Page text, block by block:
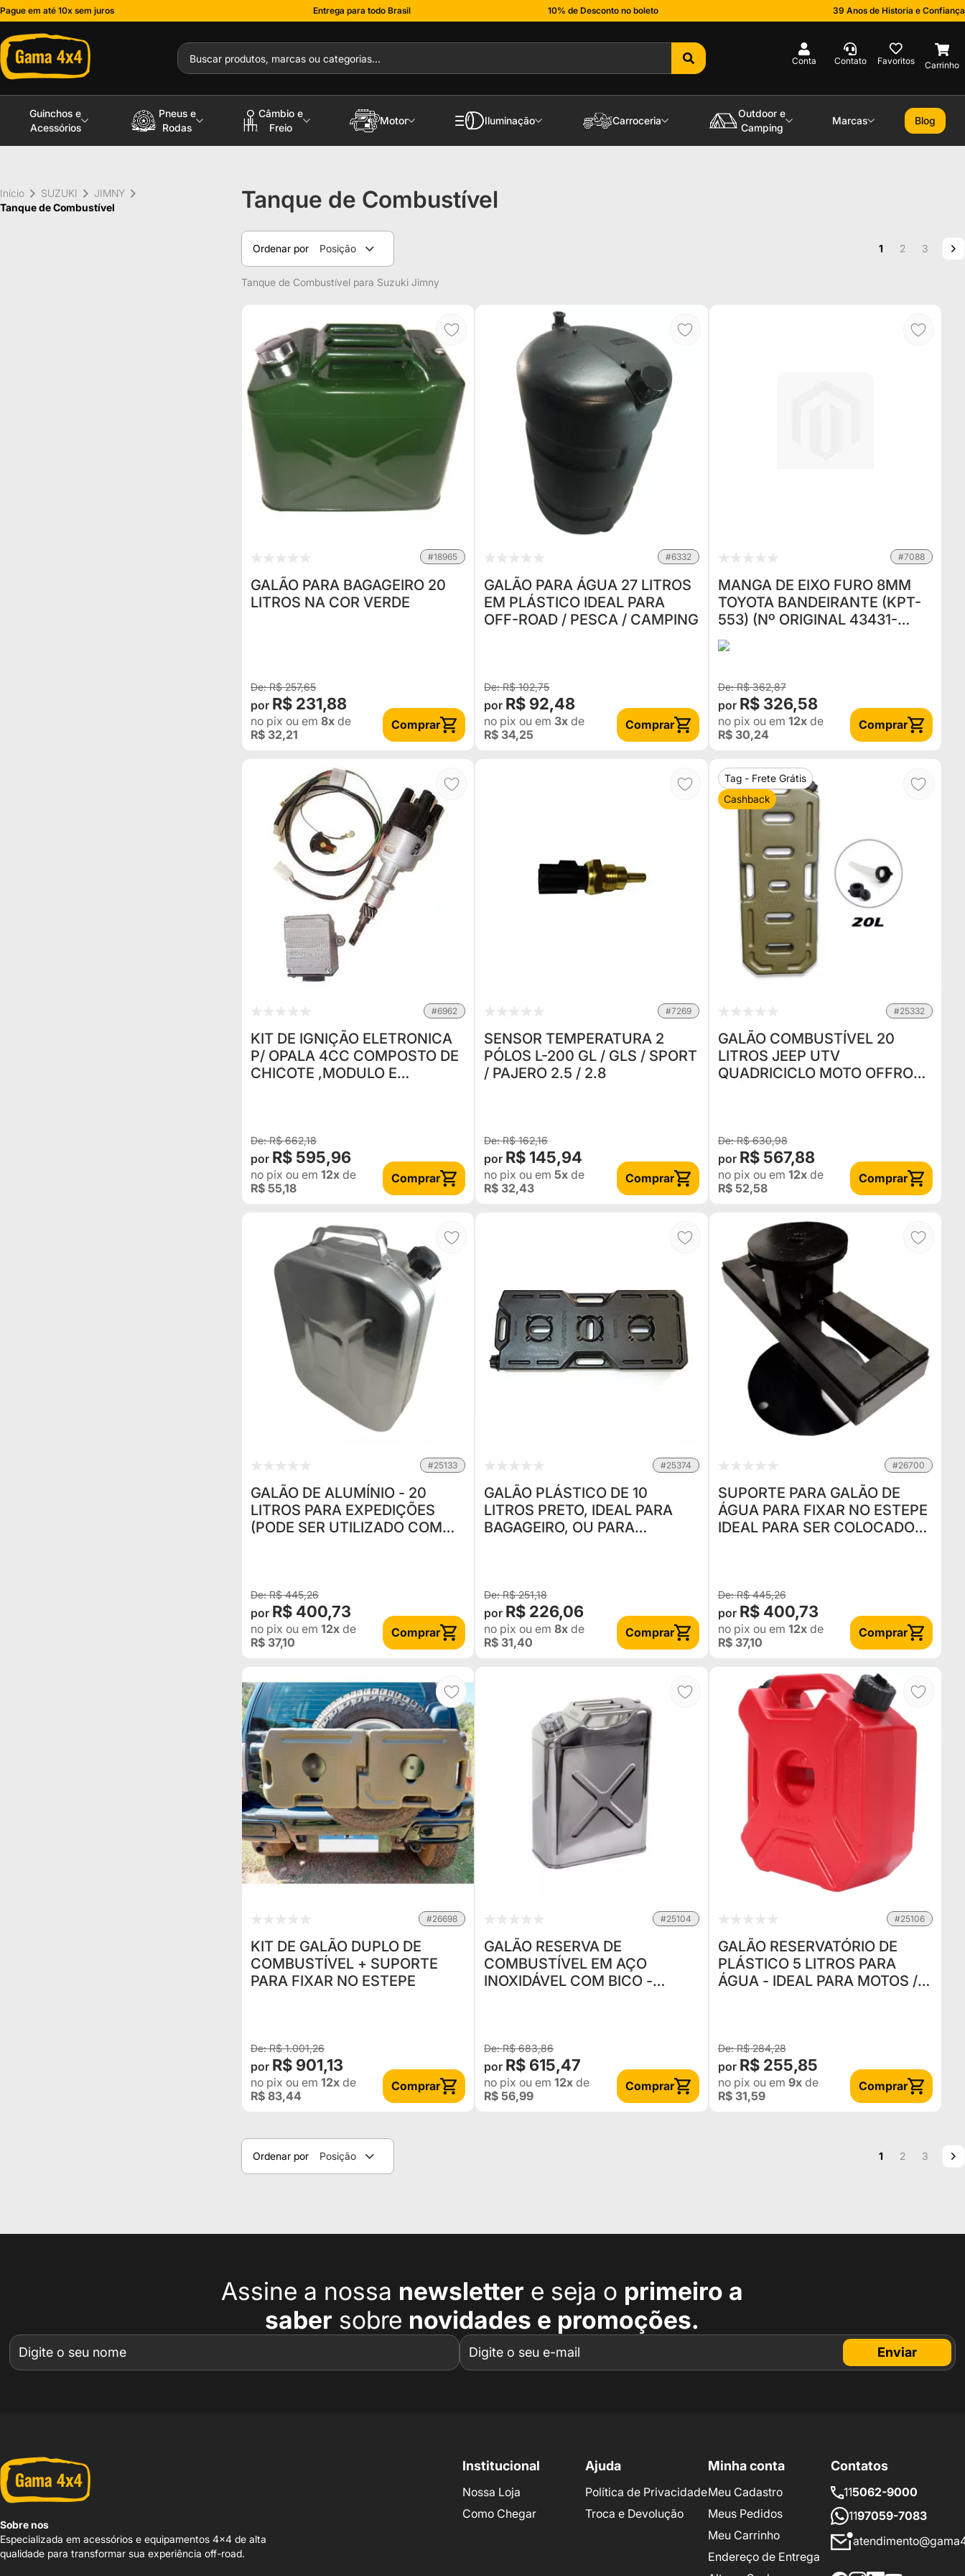
Pague em até 10x sem juros Entrega para todo Brasil 10% de Desconto no boleto
39 Anos de Historia e Confiança
Guinchos e
Acessórios
Pneus e
Rodas
Câmbio e
Freio
Motor Iluminação Carroceria
Outdoor e
Camping
Marcas Blog
Tanque de Combustível
Ordenar por Posição Página
Você esta lendo
1 Página
2 Página
3
Tanque de Combustível para Suzuki Jimny
#18965
GALÃO PARA BAGAGEIRO 20
LITROS NA COR VERDE
R$ 257,65
R$ 231,88
no pix ou em 8x de
R$ 32,21
Comprar
#6332
GALÃO PARA ÁGUA 27 LITROS
EM PLÁSTICO IDEAL PARA
OFF-ROAD / PESCA / CAMPING
R$ 102,75
R$ 92,48
no pix ou em 3x de
R$ 34,25
Comprar
#7088
MANGA DE EIXO FURO 8MM
TOYOTA BANDEIRANTE (KPT-
553) (Nº ORIGINAL 43431-
98001)
R$ 362,87
R$ 326,58
no pix ou em 12xde
R$ 30,24
Comprar
#6962
KIT DE IGNIÇÃO ELETRONICA
P/ OPALA 4CC COMPOSTO DE
CHICOTE ,MODULO E
R$ 662,18
R$ 595,96
no pix ou em 12x de
R$ 55,18
Comprar
#7269
SENSOR TEMPERATURA 2
PÓLOS L-200 GL / GLS / SPORT
/ PAJERO 2.5 / 2.8
R$ 162,16
R$ 145,94
no pix ou em5x de
R$ 32,43
Comprar
Tag - Frete Grátis
Cashback
#25332
GALÃO COMBUSTÍVEL 20
LITROS JEEP UTV
QUADRICICLO MOTO OFFROAD
R$ 630,98
R$ 567,88
no pix ou em 12xde
R$ 52,58
Comprar
#25133
GALÃO DE ALUMÍNIO - 20
LITROS PARA EXPEDIÇÕES
(PODE SER UTILIZADO COM
R$ 445,26
R$ 400,73
no pix ou em 12x de
R$ 37,10
Comprar
#25374
GALÃO PLÁSTICO DE 10
LITROS PRETO, IDEAL PARA
BAGAGEIRO, OU PARA
R$ 251,18
R$ 226,06
no pix ou em8x de
R$ 31,40
Comprar
#26700
SUPORTE PARA GALÃO DE
ÁGUA PARA FIXAR NO ESTEPE
IDEAL PARA SER COLOCADO
R$ 445,26
R$ 400,73
no pix ou em 12xde
R$ 37,10
Comprar
#26698
KIT DE GALÃO DUPLO DE
COMBUSTÍVEL + SUPORTE
PARA FIXAR NO ESTEPE
R$ 1.001,26
R$ 901,13
no pix ou em 12x de
R$ 83,44
Comprar
#25104
GALÃO RESERVA DE
COMBUSTÍVEL EM AÇO
INOXIDÁVEL COM BICO -
R$ 683,86
R$ 615,47
no pix ou em12x de
R$ 56,99
Comprar
#25106
GALÃO RESERVATÓRIO DE
PLÁSTICO 5 LITROS PARA
ÁGUA - IDEAL PARA MOTOS /
R$ 284,28
R$ 255,85
no pix ou em 9xde
R$ 31,59
Comprar
Ordenar por Posição Página
Você esta lendo
1 Página
2 Página
3
Início SUZUKI
JIMNY
Tanque de Combustível
Assine a nossa newsletter e seja o primeiro a
saber sobre novidades e promoções.
Enviar
Sobre nos
Especializada em acessórios e equipamentos 4x4 de alta
qualidade para transformar sua experiência off-road.
Institucional
Nossa Loja
Como Chegar
Ajuda
Política de Privacidade
Troca e Devolução
Minha conta
Meu Cadastro
Meus Pedidos
Meu Carrinho
Endereço de Entrega
Contatos
115062-9000
1197059-7083